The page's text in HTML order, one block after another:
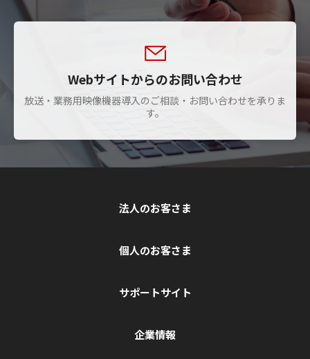
Webサイトからのお問い合わせ
放送・業務用映像機器導入のご相談・お問い合わせを承りま
す。
法人のお客さま
個人のお客さま
サポートサイト
企業情報